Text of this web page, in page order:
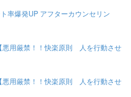
率爆発UP アフターカウンセリン
悪用厳禁！！快楽原則 人を行動させ
悪用厳禁！！快楽原則 人を行動させ